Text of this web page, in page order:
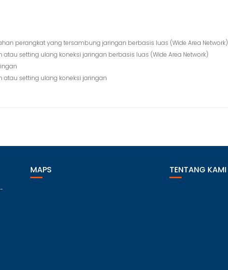
perangkat yang tersambung jaringan berbasis luas (Wide Area Network)
atau setting ulang koneksi jaringan berbasis luas (Wide Area Network)
atau setting ulang koneksi jaringan
MAPS TENTANG KAMI